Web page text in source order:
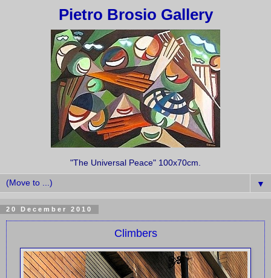
Pietro Brosio Gallery
"The Universal Peace" 100x70cm.
▼
20 December 2010
Climbers